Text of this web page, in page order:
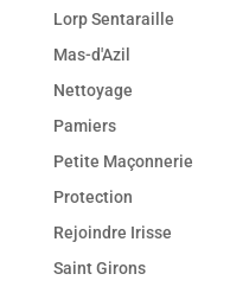
Lorp Sentaraille
Mas-d'Azil
Nettoyage
Pamiers
Petite Maçonnerie
Protection
Rejoindre Irisse
Saint Girons